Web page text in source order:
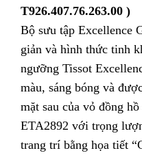
T926.407.76.263.00 )
Bộ sưu tập Excellence
giản và hình thức tinh
ngưỡng Tissot
màu, sáng bóng và
mặt sau của vỏ đồng
ETA2892 với trọng
trang trí bằng họa tiết